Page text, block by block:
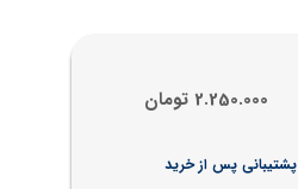
2.250.000 تومان
پشتیبانی پس از خرید